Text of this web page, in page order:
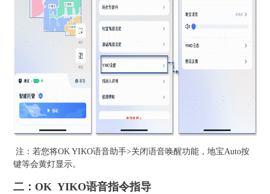
注：若您将OK YIKO语音助手>关闭语音唤醒功能，地宝Auto按
键等会黄灯显示。
二：OK YIKO语音指令指导